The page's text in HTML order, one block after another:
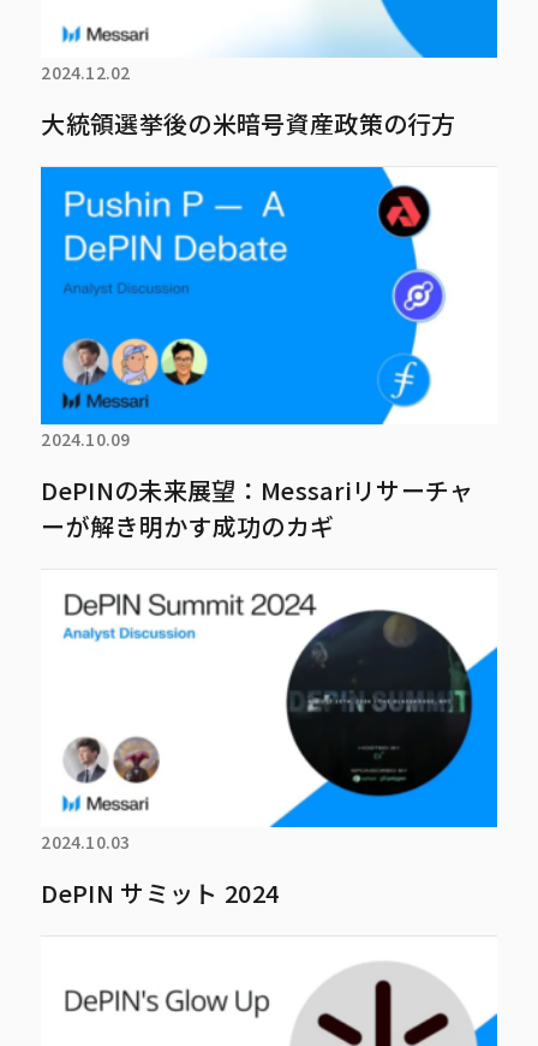
2024.12.02
大統領選挙後の米暗号資産政策の行方
2024.10.09
DePINの未来展望：Messariリサーチャ
ーが解き明かす成功のカギ
2024.10.03
DePIN サミット 2024